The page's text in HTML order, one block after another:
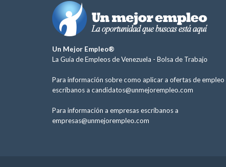
Un Mejor Empleo®
La Guía de Empleos de Venezuela - Bolsa de Trabajo
Para información sobre como aplicar a ofertas de empleo
escríbanos a candidatos@unmejorempleo.com
Para información a empresas escríbanos a
empresas@unmejorempleo.com